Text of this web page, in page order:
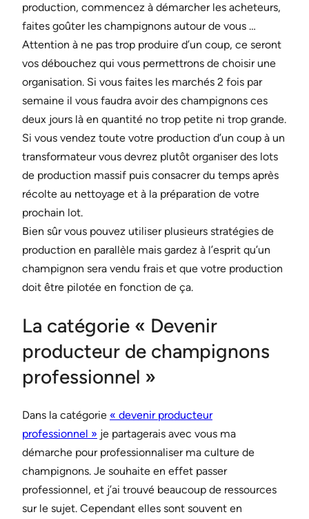
production, commencez à démarcher les acheteurs,
faites goûter les champignons autour de vous …
Attention à ne pas trop produire d’un coup, ce seront
vos débouchez qui vous permettrons de choisir une
organisation. Si vous faites les marchés 2 fois par
semaine il vous faudra avoir des champignons ces
deux jours là en quantité no trop petite ni trop grande.
Si vous vendez toute votre production d’un coup à un
transformateur vous devrez plutôt organiser des lots
de production massif puis consacrer du temps après
récolte au nettoyage et à la préparation de votre
prochain lot.
Bien sûr vous pouvez utiliser plusieurs stratégies de
production en parallèle mais gardez à l’esprit qu’un
champignon sera vendu frais et que votre production
doit être pilotée en fonction de ça.
La catégorie « Devenir
producteur de champignons
professionnel »
Dans la catégorie « devenir producteur
professionnel » je partagerais avec vous ma
démarche pour professionnaliser ma culture de
champignons. Je souhaite en effet passer
professionnel, et j’ai trouvé beaucoup de ressources
sur le sujet. Cependant elles sont souvent en